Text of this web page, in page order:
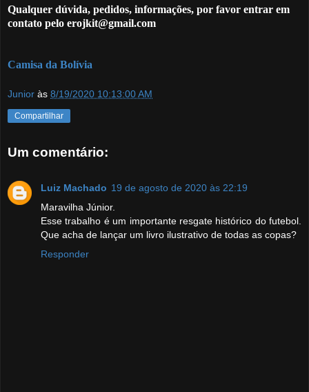
Qualquer dúvida, pedidos, informações, por favor entrar em
contato pelo erojkit@gmail.com
Camisa da Bolívia
Junior às 8/19/2020 10:13:00 AM
Compartilhar
Um comentário:
Luiz Machado 19 de agosto de 2020 às 22:19
Maravilha Júnior.
Esse trabalho é um importante resgate histórico do futebol.
Que acha de lançar um livro ilustrativo de todas as copas?
Responder